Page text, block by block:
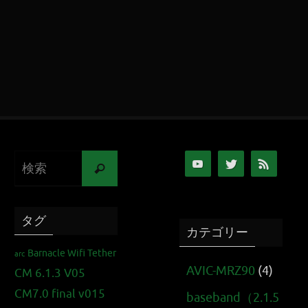
タグ
arc Barnacle Wifi Tether
CM 6.1.3 V05
CM7.0 final v015
カテゴリー
AVIC-MRZ90 (4)
baseband（2.1.5